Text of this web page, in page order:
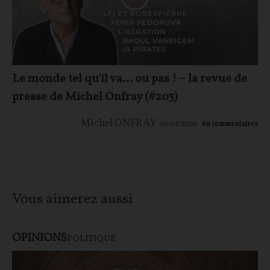
Le monde tel qu'il va… ou pas ! – la revue de
presse de Michel Onfray (#203)
Michel ONFRAY 01/08/2026 69 commentaires
Vous aimerez aussi
OPINIONSPOLITIQUE